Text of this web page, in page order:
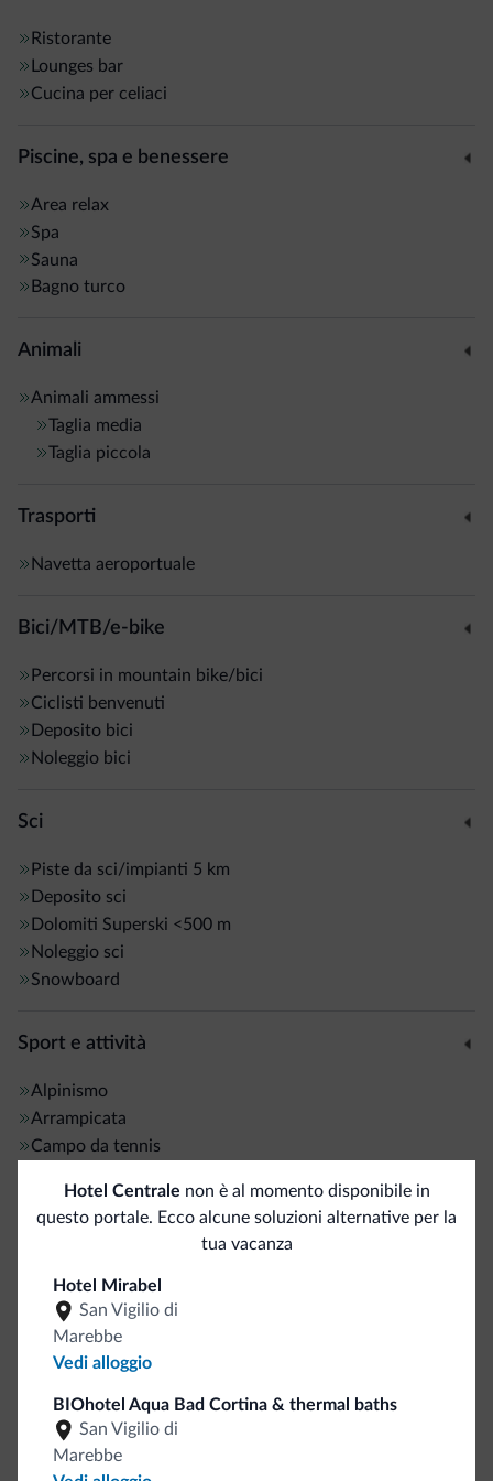
Inoltre, deposito sci,
richiesta.
Ristorante
Lounges bar
Cucina per celiaci
Piscine, spa e benessere
Area relax
Spa
Sauna
Bagno turco
Animali
Animali ammessi
Taglia media
Taglia piccola
Trasporti
Navetta aeroportuale
Bici/MTB/e-bike
Percorsi in mountain bike/bici
Ciclisti benvenuti
Deposito bici
Noleggio bici
Sci
Piste da sci/impianti 5 km
Deposito sci
Dolomiti Superski <500 m
Noleggio sci
Snowboard
Sport e attività
Alpinismo
Arrampicata
Campo da tennis
Itinerari jogging
Noleggio barche <500 m
Pesca <500 m
Servizi generali
Bancomat/ATM
<500 m
Ascensori
Servizio in camera
Staff multilingua
Hotel Centrale non è al momento disponibile in
questo portale. Ecco alcune soluzioni alternative per la
tua vacanza
Hotel Mirabel
San Vigilio di
Marebbe
Vedi alloggio
BIOhotel Aqua Bad Cortina & thermal baths
San Vigilio di
Marebbe